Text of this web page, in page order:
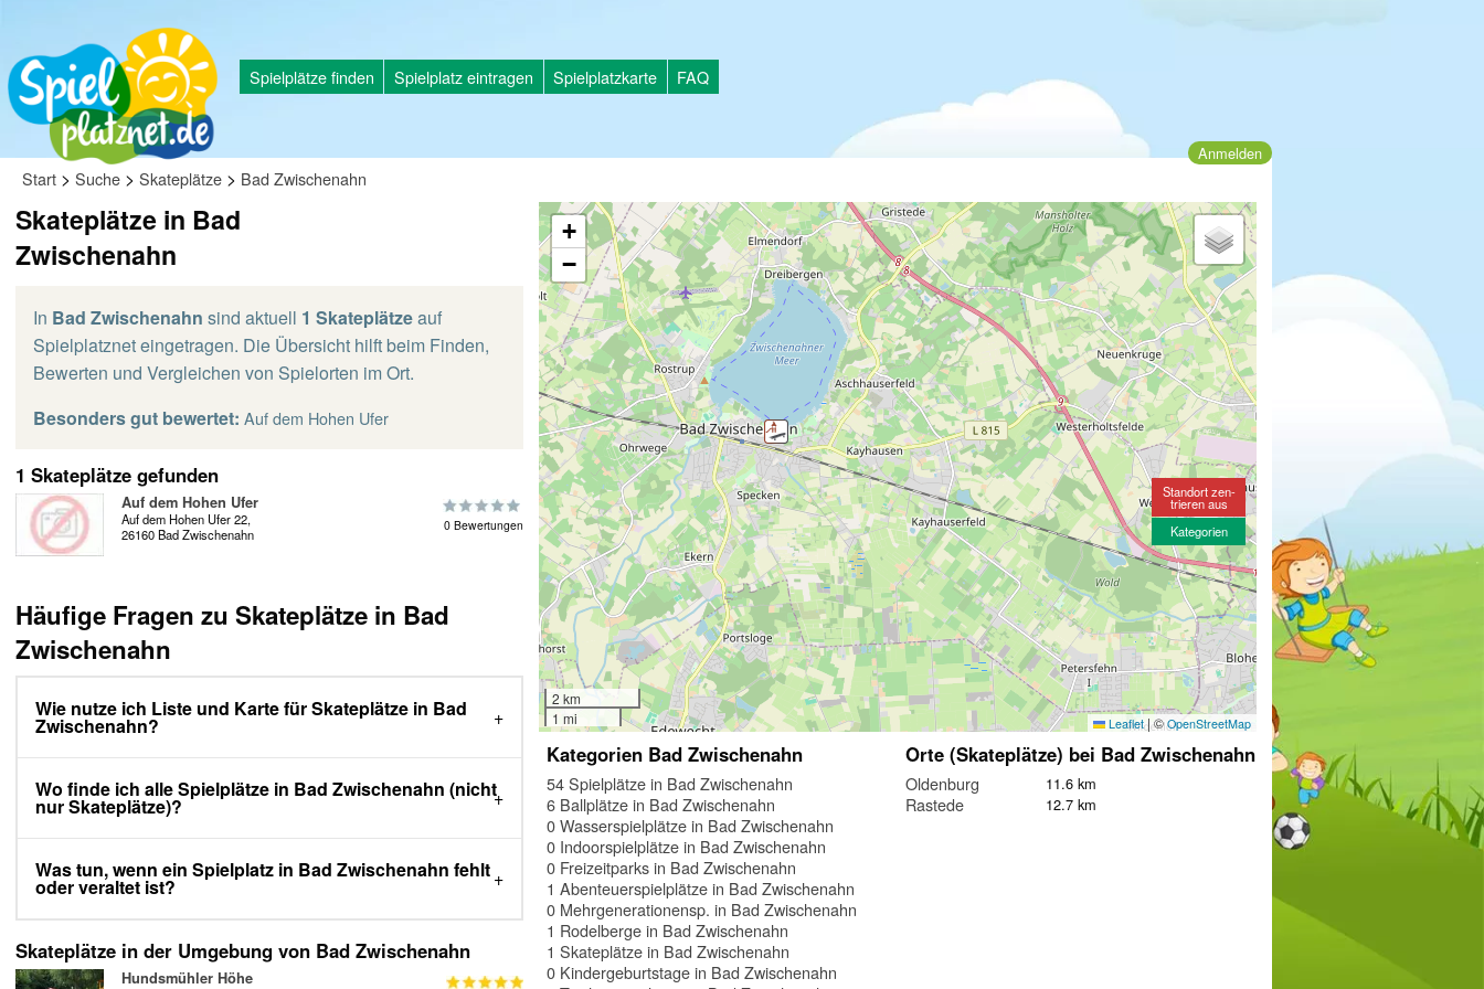
Spielplätze finden Spielplatz eintragen Spielplatzkarte FAQ
Anmelden
Start > Suche > Skateplätze > Bad Zwischenahn
Skateplätze in Bad
Zwischenahn
In Bad Zwischenahn sind aktuell 1 Skateplätzeauf
Spielplatznet eingetragen. Die Übersicht hilft beim Finden,
Bewerten und Vergleichen von Spielorten im Ort.
Besonders gut bewertet: Auf dem Hohen Ufer
1 Skateplätze gefunden
Auf dem Hohen Ufer
Auf dem Hohen Ufer 22,
26160 Bad Zwischenahn
0 Bewertungen
Häufige Fragen zu Skateplätze in Bad
Zwischenahn
Wie nutze ich Liste und Karte für Skateplätze in Bad
Zwischenahn?
Wo finde ich alle Spielplätze in Bad Zwischenahn (nicht
nur Skateplätze)?
Was tun, wenn ein Spielplatz in Bad Zwischenahn fehlt
oder veraltet ist?
Skateplätze in der Umgebung von Bad Zwischenahn
Hundsmühler Höhe
+
−
2 km
1 mi
Leaflet |©OpenStreetMap
Standort zen-
trieren aus
Kategorien
Kategorien Bad Zwischenahn
54 Spielplätze in Bad Zwischenahn
6 Ballplätze in Bad Zwischenahn
0 Wasserspielplätze in Bad Zwischenahn
0 Indoorspielplätze in Bad Zwischenahn
0 Freizeitparks in Bad Zwischenahn
1 Abenteuerspielplätze in Bad Zwischenahn
0 Mehrgenerationensp. in Bad Zwischenahn
1 Rodelberge in Bad Zwischenahn
1 Skateplätze in Bad Zwischenahn
0 Kindergeburtstage in Bad Zwischenahn
Orte (Skateplätze) bei Bad Zwischenahn
Oldenburg 11.6 km
Rastede 12.7 km